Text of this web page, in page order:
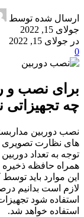
ارسال شده توسط
جولای 15, 2022
در جولای 15, 2022
0
برای نصب و
چه تجهیزاتی
نصب دوربین
های نظارت تصویری
توجه به تعداد
همراه حافظه ذخیره
این موارد باید
لازم است بدانیم
استفاده شود
استفاده خواهد شد.